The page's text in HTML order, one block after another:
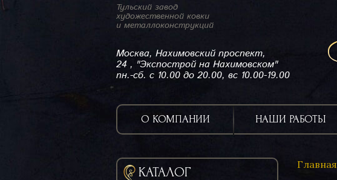
Тульский завод
художественной ковки
и металлоконструкций
Москва, Нахимовский проспект,
24 , "Экспострой на Нахимовском"
пн.-сб. с 10.00 до 20.00, вс 10.00-19.00
О КОМПАНИИ НАШИ РАБОТЫ
КАТАЛОГ
Главная